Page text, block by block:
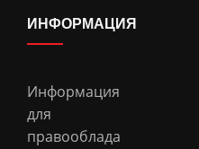
ИНФОРМАЦИЯ
Информация
для
правооблада